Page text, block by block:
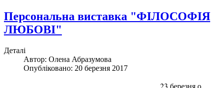
Персональна виставка "ФІЛОСОФІЯ
ЛЮБОВІ"
Деталі
Автор: Олена Абразумова
Опубліковано: 20 березня 2017
23 березня о